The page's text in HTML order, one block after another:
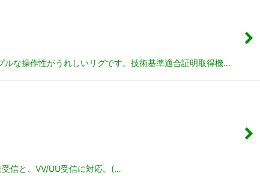
な操作性がうれしいリグです。技術基準適合証明取得機…
信と、VV/UU受信に対応。(…